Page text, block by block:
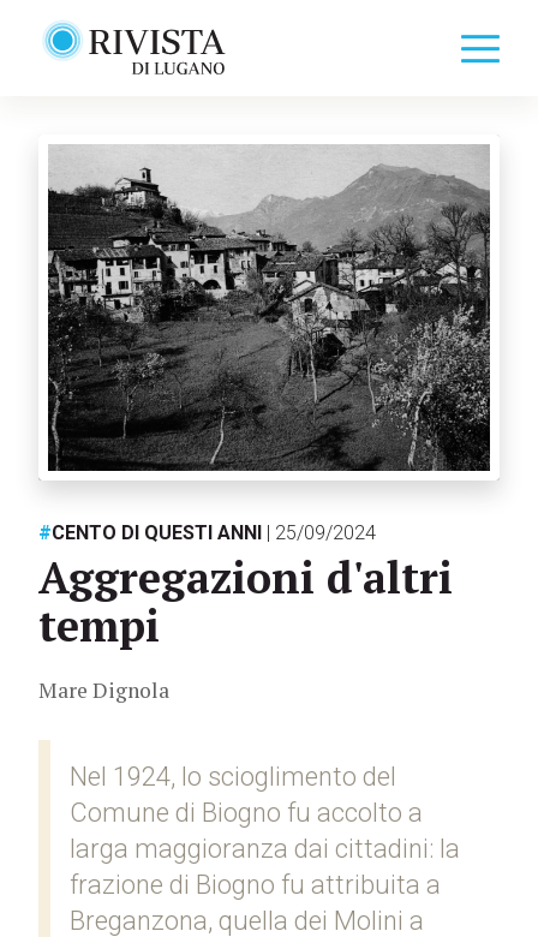
#CENTO DI QUESTI ANNI | 25/09/2024
Aggregazioni d'altri
tempi
Mare Dignola
Nel 1924, lo scioglimento del
Comune di Biogno fu accolto a
larga maggioranza dai cittadini: la
frazione di Biogno fu attribuita a
Breganzona, quella dei Molini a